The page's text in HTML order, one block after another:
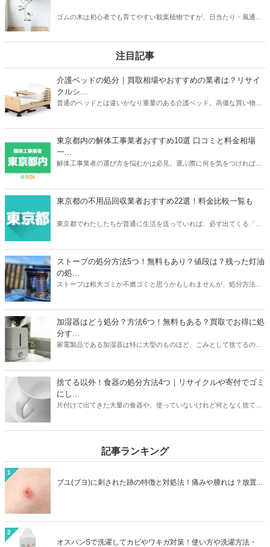
ゴムの木は初心者でも育てやすい観葉植物ですが、日当たり・風通し
注目記事
介護ベッドの処分｜買取相場やおすすめの業者は？リサイ
クルシ...
普通のベッドとは違いかなり重量のある介護ベッド。高価な買い物だ
相場や、おすすめの買取業者3つを紹介。リサイクルショップでの査
らいで売れるのか？確認してみてください。
東京都内の解体工事業者おすすめ10選 口コミと料金相場
一...
解体工事業者の選び方を悩むかは必見。選ぶ際に何を気をつければ良
で、しっかりと慎重に選べるよう準備しましょう。
東京都の不用品回収業者おすすめ22選！料金比較一覧も
東京都でわたしたちが普通に生活を送っていれば、必ず出てくる「不
を選ぶことで、不用品を便利でお得に処分をすることができますよ。
ストーブの処分方法5つ！無料もあり？値段は？残った灯油
の処...
ストーブは粗大ゴミか不燃ゴミと思うかもしれませんが、処分方法は
ます。また灯油の残りの処分方法も解説。ストーブと同時に処分して
おくと忘れずにすみますよ。本記事を読んであなたの家のストーブの
メーカーや状態に合わせた最もお得な処分方法を見つけましょう。
加湿器はどう処分？方法6つ！無料もある？買取でお得に処
分す...
家電製品である加湿器は特に大型のものほど、ごみとして捨てるのは
のか？ヤマダ電機などの家電量販店で引き取りはあるのか？なども解
説しています。お持ちの加湿器のメーカーや状態に合わせて、最もお
得に加湿器を処分する方法を見つけましょう。
捨てる以外！食器の処分方法4つ｜リサイクルや寄付でゴミ
にし...
片付けで出てきた大量の食器や、使っていないけれど何となく捨てに
す。処分方法に困っている食器も、本記事を読めばうしろめたい気分
にならず処分することができますよ。
記事ランキング
1
ブユ(ブヨ)に刺された跡の特徴と対処法！痛みや腫れは？放置...
2
オスバンSで洗濯してカビやワキガ対策！使い方や洗濯方法・